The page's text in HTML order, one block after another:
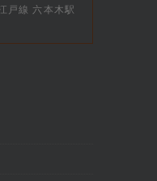
戸線 六本木駅